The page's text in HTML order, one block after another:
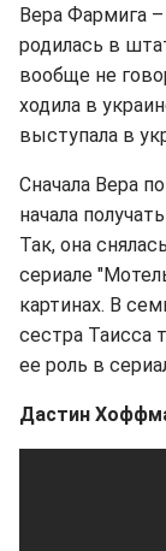
Вера Фармига
родилась в
вообще не
ходила в
выступала в
Сначала Вера
начала
Так, она
сериале
картинах. В
сестра Таисса
ее роль в
Дастин